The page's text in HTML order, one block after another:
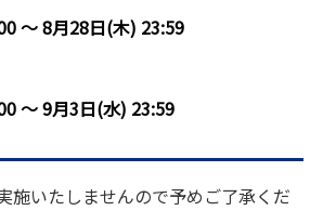
～ 8月28日(木) 23:59
～ 9月3日(水) 23:59
施いたしませんので予めご了承くだ